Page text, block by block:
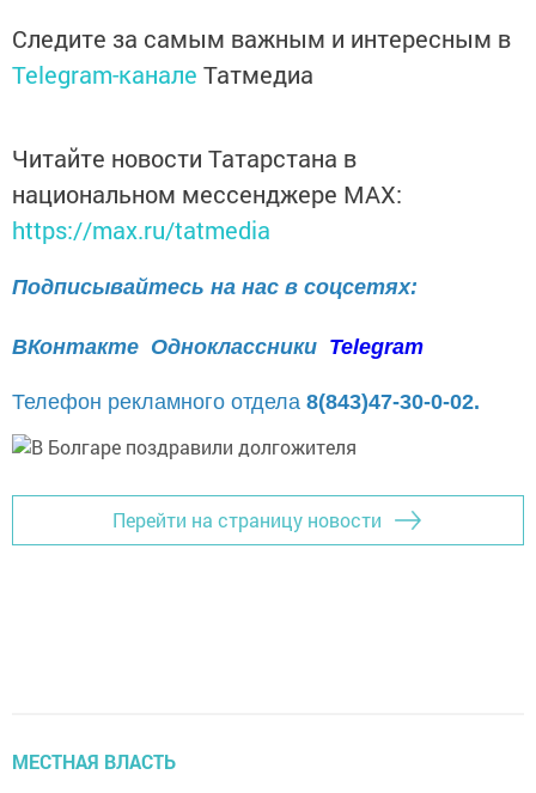
Следите за самым важным и интересным в
Telegram-канале Татмедиа
Читайте новости Татарстана в
национальном мессенджере MАХ:
https://max.ru/tatmedia
Подписывайтесь на нас в соцсетях:
ВКонтакте Одноклассники Telegram
Телефон рекламного отдела 8(843)47-30-0-02.
Перейти на страницу новости
МЕСТНАЯ ВЛАСТЬ